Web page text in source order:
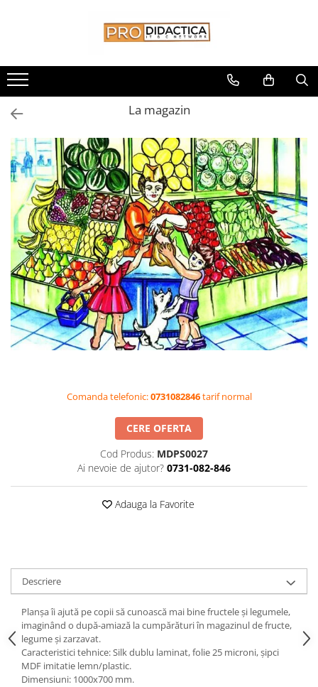
Oferta PNRR/PNRAS
Pachete Echipamente Sali Clasa
Pachete Echipamente Sala Clasa
Table/Display-uri Interactive
Table Interactive
Display-uri Interactive
Suporti/Standuri/Accesorii
Imprimante si Multifunctionale
Imprimante si Scanere 3D
Imprimante 3D
Creioane 3D
Accesorii 3D
Camere Documente
Videoproiectoare si Accesorii
Tehnologie Educationala
Kit Robotic Educational
Table/Display-uri Interactive
Table Interactive
Display-uri Interactive
Accesorii/Standuri
Videoproiectoare si Echipamente IT
Videoproiectoare
La magazin
Comanda telefonic:0731082846tarif normal
CERE OFERTA
Cod Produs: MDPS0027
Ai nevoie de ajutor? 0731-082-846
Adauga la Favorite
Descriere
Planșa îi ajută pe copii să cunoască mai bine fructele și legumele,
imaginând o după-amiază la cumpărături în magazinul de fructe,
legume și zarzavat.
Caracteristici tehnice: Silk dublu laminat, folie 25 microni, şipci
MDF imitatie lemn/plastic.
Dimensiuni: 1000x700 mm.